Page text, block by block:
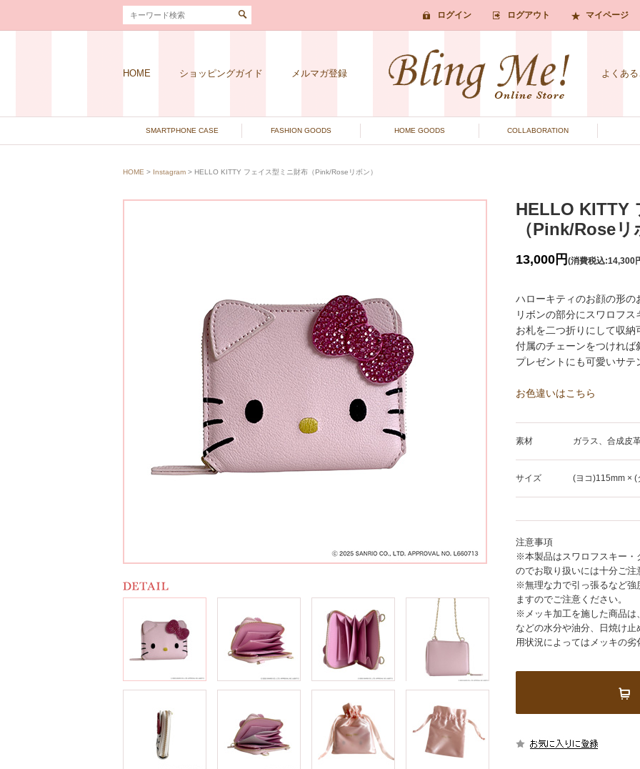
ログイン ログアウト マイページ
HOME ショッピングガイド メルマガ登録 よくあ
SMARTPHONE CASE FASHION GOODS HOME GOODS COLLABORATION
HOME > Instagram > HELLO KITTY フェイス型ミニ財布（Pink/Roseリボン）
HELLO KITTY
（Pink/Roseリ
13,000円 (消費税込:14,300
ハローキティのお顔の形の
リボンの部分にスワロフス
お札を二つ折りにして収納
付属のチェーンをつければ
プレゼントにも可愛いサテ
お色違いはこちら
素材 ガラス、合成皮
サイズ (ヨコ)115mm ×
注意事項
※本製品はスワロフスキー・
のでお取り扱いには十分ご注
※無理な力で引っ張るなど強
ますのでご注意ください。
※メッキ加工を施した商品は
などの水分や油分、日焼け
用状況によってはメッキの劣